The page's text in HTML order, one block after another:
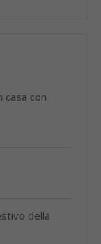
casa con
della